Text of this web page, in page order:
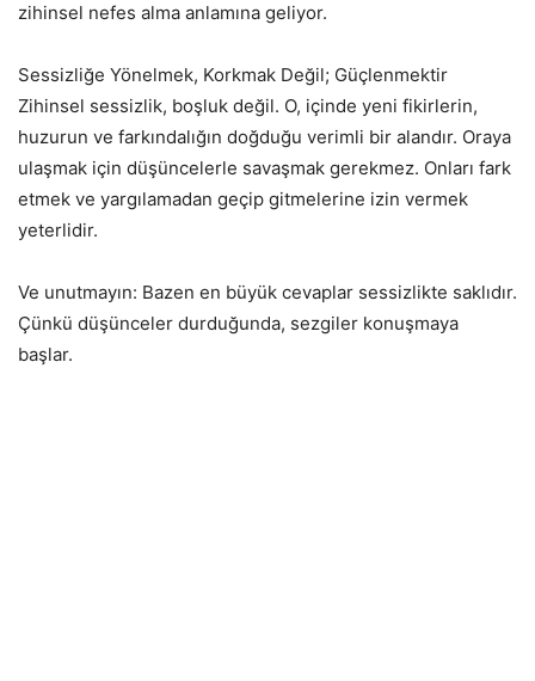
zihinsel nefes alma anlamına geliyor.
Sessizliğe Yönelmek, Korkmak Değil; Güçlenmektir
Zihinsel sessizlik, boşluk değil. O, içinde yeni fikirlerin,
huzurun ve farkındalığın doğduğu verimli bir alandır. Oraya
ulaşmak için düşüncelerle savaşmak gerekmez. Onları fark
etmek ve yargılamadan geçip gitmelerine izin vermek
yeterlidir.
Ve unutmayın: Bazen en büyük cevaplar sessizlikte saklıdır.
Çünkü düşünceler durduğunda, sezgiler konuşmaya
başlar.